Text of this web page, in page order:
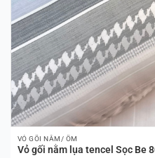
VỎ GỐI NẰM/ ÔM
Vỏ gối nằm lụa tencel Sọc Be